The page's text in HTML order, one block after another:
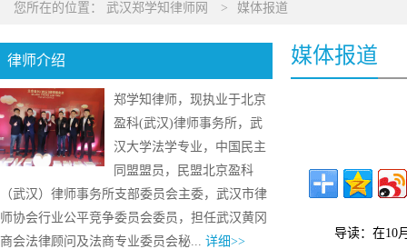
您所在的位置： 武汉郑学知律师网 > 媒体报道
律师介绍
郑学知律师，现执业于北京
盈科(武汉)律师事务所，武
汉大学法学专业，中国民主
同盟盟员，民盟北京盈科
（武汉）律师事务所支部委员会主委，武汉市律
师协会行业公平竞争委员会委员，担任武汉黄冈
商会法律顾问及法商专业委员会秘... 详细>>
媒体报道
导读：在10